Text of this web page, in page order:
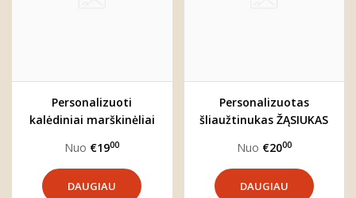
Personalizuoti
kalėdiniai marškinėliai
Nuo €1900
DAUGIAU
Personalizuotas
šliaužtinukas ŽĄSIUKAS
Nuo €2000
DAUGIAU